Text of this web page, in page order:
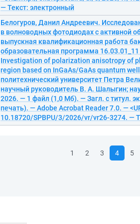
— Текст: электронный
Белогуров, Данил Андреевич.
в волноводных фотодиодах с активной
выпускная квалификационная работа
образовательная программа
Investigation of polarization anisotropy of
region based on InGaAs/GaAs quantum
политехнический университет Петра
научный руководитель В. А. Шалыгин;
2026. — 1 файл (1,0 Мб). — Загл. с титул.
печать). — Adobe Acrobat Reader 7.0. —
10.18720/SPBPU/3/2026/vr/vr26-3274. —
1 2 3 4 5